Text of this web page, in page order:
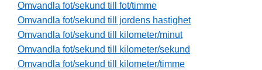
Omvandla fot/sekund till fot/timme
Omvandla fot/sekund till jordens hastighet
Omvandla fot/sekund till kilometer/minut
Omvandla fot/sekund till kilometer/sekund
Omvandla fot/sekund till kilometer/timme